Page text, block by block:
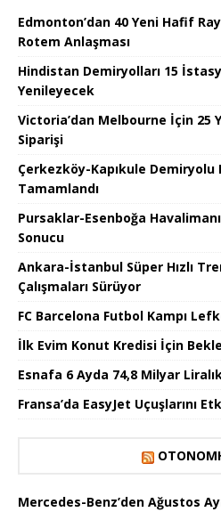
Edmonton’dan 40 Yeni Hafif
Rotem Anlaşması
Hindistan Demiryolları 15
Yenileyecek
Victoria’dan Melbourne İçin 25
Siparişi
Çerkezköy-Kapıkule Demiryolu
Tamamlandı
Pursaklar-Esenboğa
Sonucu
Ankara-İstanbul Süper Hızlı
Çalışmaları Sürüyor
FC Barcelona Futbol Kampı
İlk Evim Konut Kredisi İçin
Esnafa 6 Ayda 74,8 Milyar
Fransa’da EasyJet Uçuşlarını
Mercedes-Benz’den Ağustos